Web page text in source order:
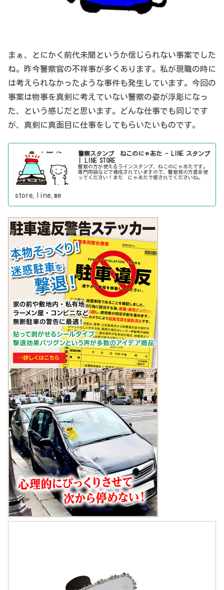
まぁ、とにかく前代未聞というか信じられない事案でした
ね。昨今警察官の不祥事が多くあります。私が現職の時に
は考えられなかったような事件も発生しています。今回の
事案は物事を真剣に考えていない警察の姿が浮彫になっ
た、という感じだと思います。どんな仕事でも同じです
が、真剣に真面目に仕事をしてもらいたいものです。
警察スタンプ ねこのにゃあた - LINE スタンプ
| LINE STORE
警察の方が使えるラインスタンプ、ねこのにゃあたです。
専門用語などで構成されていますので、警察官の方是非使
ってください！また にゃあたで癒されてくださいね。
store.line.me